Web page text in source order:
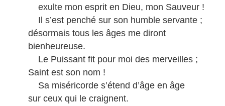
exulte mon esprit en Dieu, mon Sauveur !
Il s’est penché sur son humble servante ;
désormais tous les âges me diront
bienheureuse.
Le Puissant fit pour moi des merveilles ;
Saint est son nom !
Sa miséricorde s’étend d’âge en âge
sur ceux qui le craignent.